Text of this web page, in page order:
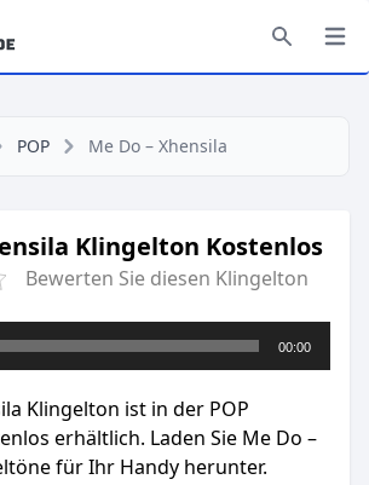
POP Me Do – Xhensila
Klingelton Kostenlos
Bewerten Sie diesen Klingelton
00:00
Klingelton ist in der POP
erhältlich. Laden Sie Me Do –
für Ihr Handy herunter.